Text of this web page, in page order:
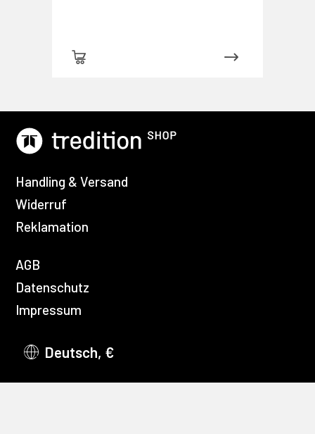
Handling & Versand
Widerruf
Reklamation
AGB
Datenschutz
Impressum
Deutsch, €